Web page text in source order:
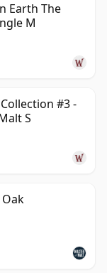
Earth The
M
#3 -
S